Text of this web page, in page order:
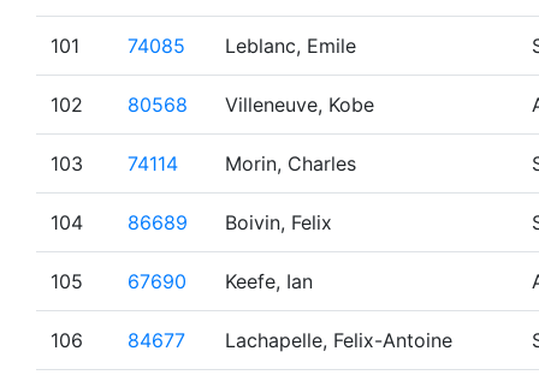
101 74085 Leblanc, Emile
102 80568 Villeneuve, Kobe
103 74114 Morin, Charles
104 86689 Boivin, Felix
105 67690 Keefe, Ian
106 84677 Lachapelle, Felix-Antoine